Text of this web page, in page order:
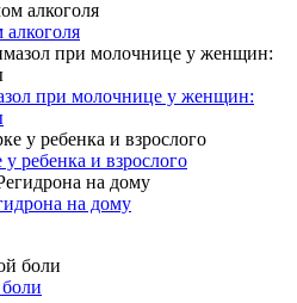
при молочнице у женщин:
ребенка и взрослого
на дому